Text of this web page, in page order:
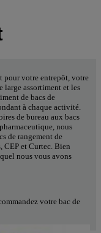
pour votre entrepôt, votre
large assortiment et les
de bacs de
à chaque activité.
de bureau aux bacs
nous
de rangement de
CEP et Curtec. Bien
nous vous avons
votre bac de